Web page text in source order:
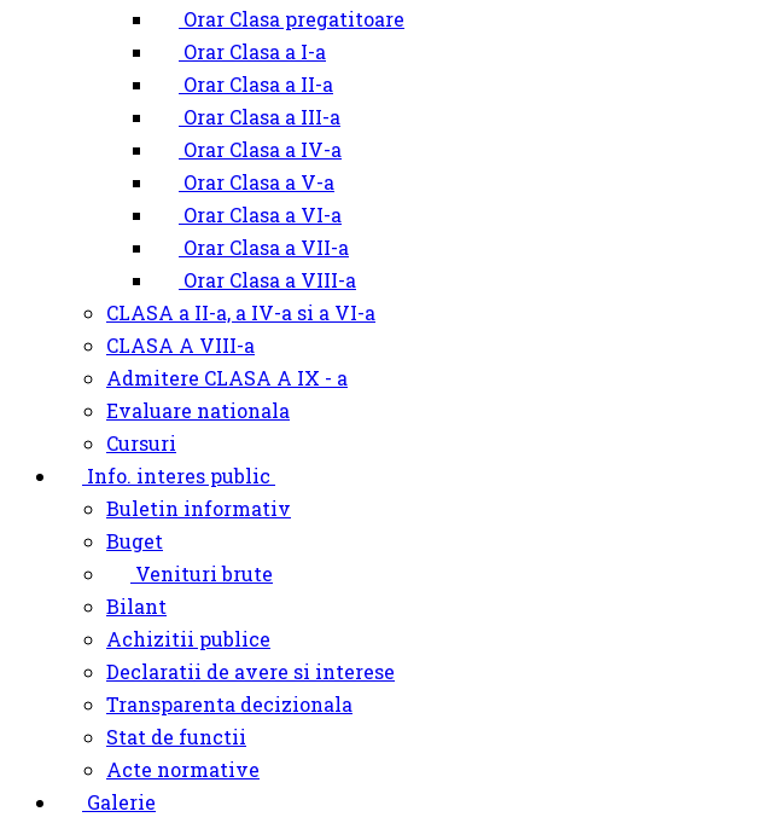
Orar Clasa pregatitoare
Orar Clasa a I-a
Orar Clasa a II-a
Orar Clasa a III-a
Orar Clasa a IV-a
Orar Clasa a V-a
Orar Clasa a VI-a
Orar Clasa a VII-a
Orar Clasa a VIII-a
CLASA a II-a, a IV-a si a VI-a
CLASA A VIII-a
Admitere CLASA A IX - a
Evaluare nationala
Cursuri
Info. interes public
Buletin informativ
Buget
Venituri brute
Bilant
Achizitii publice
Declaratii de avere si interese
Transparenta decizionala
Stat de functii
Acte normative
Galerie